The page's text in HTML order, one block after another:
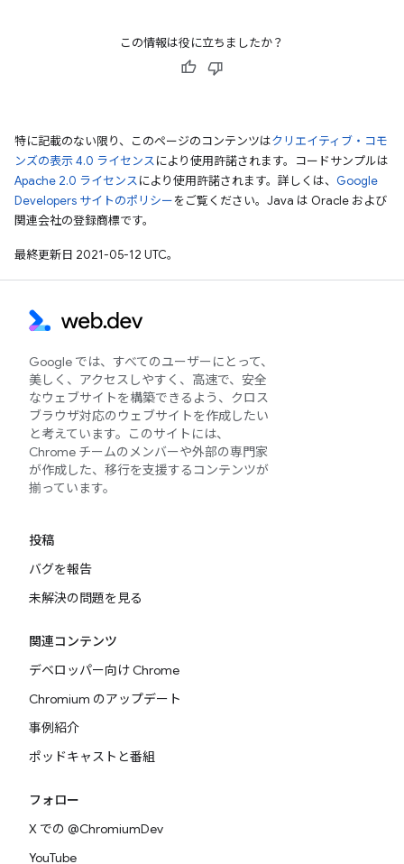
この情報は役に立ちましたか？
特に記載のない限り、このページのコンテンツはクリエイティブ・コモ
ンズの表示 4.0 ライセンスにより使用許諾されます。コードサンプルは
Apache 2.0 ライセンスにより使用許諾されます。詳しくは、 Google
Developers サイトのポリシーをご覧ください。Java は Oracle および
関連会社の登録商標です。
最終更新日 2021-05-12 UTC。
Google では、すべてのユーザーにとって、
美しく、アクセスしやすく、高速で、安全
なウェブサイトを構築できるよう、クロス
ブラウザ対応のウェブサイトを作成したい
と考えています。このサイトには、
Chrome チームのメンバーや外部の専門家
が作成した、移行を支援するコンテンツが
揃っています。
投稿
バグを報告
未解決の問題を見る
関連コンテンツ
デベロッパー向け Chrome
Chromium のアップデート
事例紹介
ポッドキャストと番組
フォロー
X での @ChromiumDev
YouTube